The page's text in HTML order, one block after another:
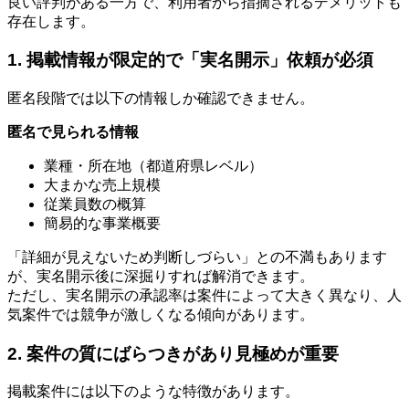
存在します。
1. 掲載情報が限定的で「実名開示」依頼が必須
匿名段階では以下の情報しか確認できません。
匿名で見られる情報
業種・所在地（都道府県レベル）
大まかな売上規模
従業員数の概算
簡易的な事業概要
「詳細が見えないため判断しづらい」との不満もあります
が、実名開示後に深掘りすれば解消できます。
ただし、実名開示の承認率は案件によって大きく異なり、人
気案件では競争が激しくなる傾向があります。
2. 案件の質にばらつきがあり見極めが重要
掲載案件には以下のような特徴があります。